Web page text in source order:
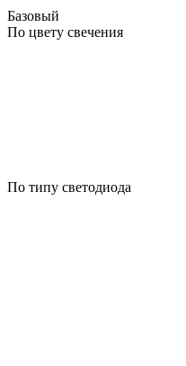
Базовый
По цвету свечения
По типу светодиода